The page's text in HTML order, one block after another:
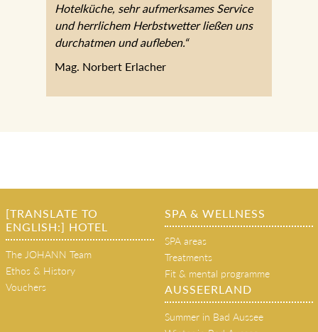
„3 Tage Wellness im JOHANN
verbunden mit erstklassigen Speisen aus
der Hotelküche, sehr aufmerksames
[TRANSLATE TO
ENGLISH:] HOTEL
The JOHANN Team
SPA & WELLNESS
SPA areas
Treatments
AUSSEERLAND